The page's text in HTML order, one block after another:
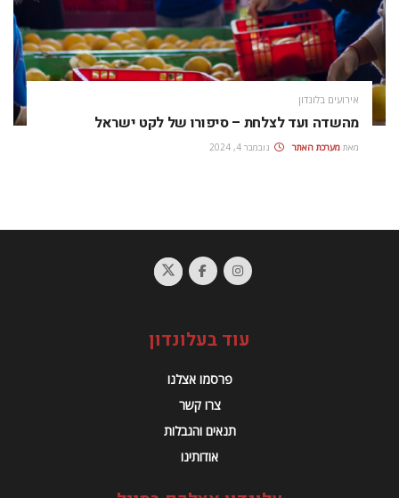
אירועים בלונדון
מהשדה ועד לצלחת – סיפורו של לקט ישראל
מאת מערכת האתר נובמבר 4, 2024
עוד בעלונדון
פרסמו אצלנו
צרו קשר
תנאים והגבלות
אודותינו